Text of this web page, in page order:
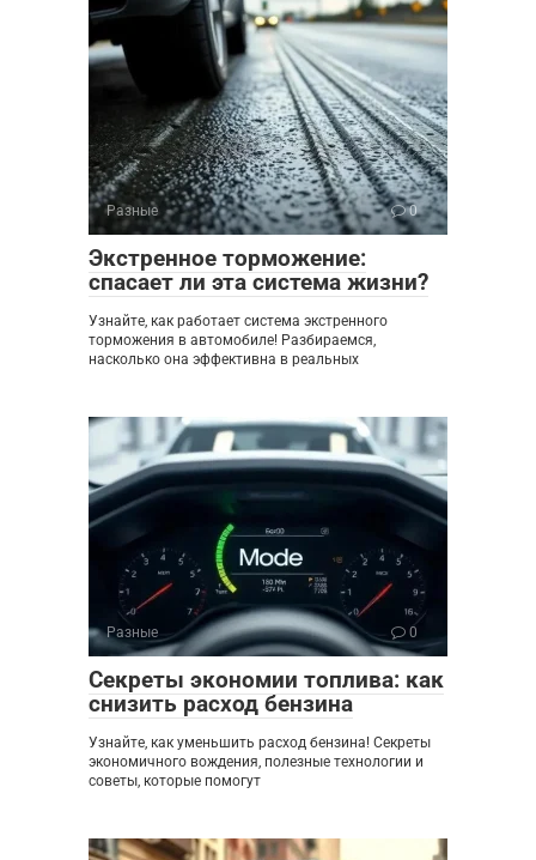
Разные 0
Экстренное торможение:
спасает ли эта система жизни?
Узнайте, как работает система экстренного
торможения в автомобиле! Разбираемся,
насколько она эффективна в реальных
Разные 0
Секреты экономии топлива: как
снизить расход бензина
Узнайте, как уменьшить расход бензина! Секреты
экономичного вождения, полезные технологии и
советы, которые помогут